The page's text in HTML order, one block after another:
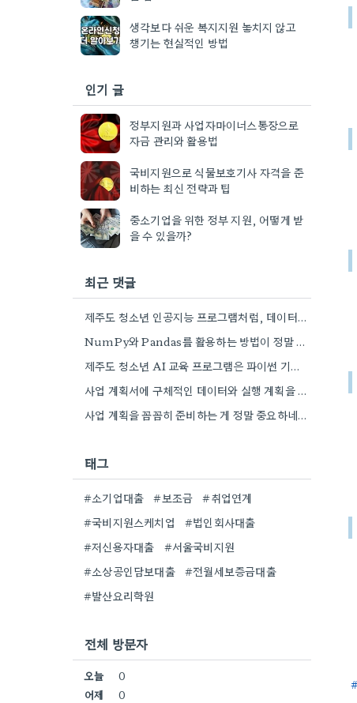
생각보다 쉬운 복지지원 놓치지 않고
챙기는 현실적인 방법
인기 글
정부지원과 사업자마이너스통장으로
자금 관리와 활용법
국비지원으로 식물보호기사 자격을 준
비하는 최신 전략과 팁
중소기업을 위한 정부 지원, 어떻게 받
을 수 있을까?
최근 댓글
제주도 청소년 인공지능 프로그램처럼, 데이터 분석 분야로 관심이 생겨서 오프라인 학원 정보 좀 더 찾아봐야겠네요.
NumPy와 Pandas를 활용하는 방법이 정말 궁금하네요. 어떤 교육 과정에서 좀 더 자세히 다루는지 알려주실 수…
제주도 청소년 AI 교육 프로그램은 파이썬 기초를 AI 개념과 함께 가르치는 방식이 흥미롭네요. 특히 인공지능…
사업 계획서에 구체적인 데이터와 실행 계획을 포함하는 게 핵심이네요. 제가 비슷한 경험이 있어서, 단순히 아이디어를…
사업 계획을 꼼꼼히 준비하는 게 정말 중요하네요. 특히 예상치 못한 지출 때문에 어려움을 겪는 경우도…
태그
#소기업대출 #보조금
#취업연계
#국비지원스케치업
#법인회사대출
#저신용자대출
#서울국비지원
#소상공인담보대출
#전월세보증금대출
#발산요리학원
전체 방문자
오늘
0
어제
0